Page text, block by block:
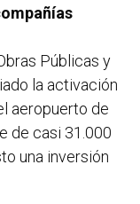
Públicas y
la activación
aeropuerto de
de casi 31.000
una inversión